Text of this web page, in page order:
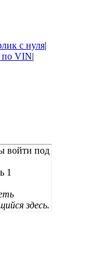
с нуля
по VIN
войти под
1
здесь.